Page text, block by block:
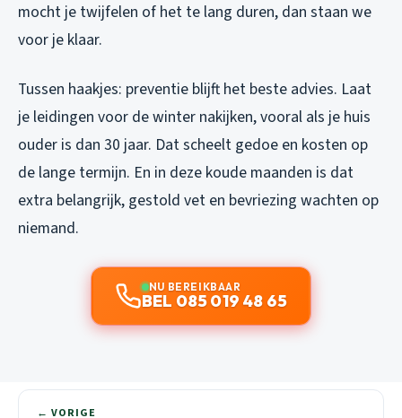
mocht je twijfelen of het te lang duren, dan staan we
voor je klaar.
Tussen haakjes: preventie blijft het beste advies. Laat
je leidingen voor de winter nakijken, vooral als je huis
ouder is dan 30 jaar. Dat scheelt gedoe en kosten op
de lange termijn. En in deze koude maanden is dat
extra belangrijk, gestold vet en bevriezing wachten op
niemand.
NU BEREIKBAAR
BEL 085 019 48 65
← VORIGE